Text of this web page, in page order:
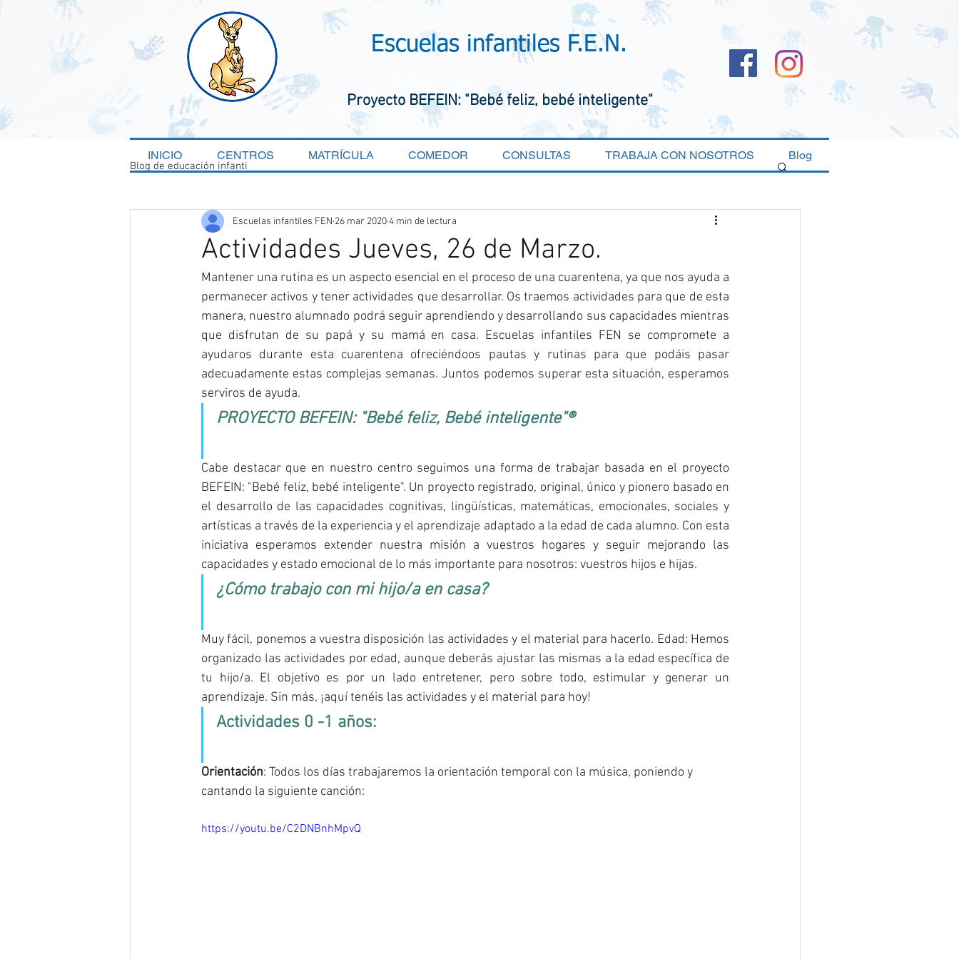
Escuelas infantiles F.E.N.
Proyecto BEFEIN: "Bebé feliz, bebé inteligente"
Blog de educación infanti
Actividades Jueves, 26 de Marzo.
Escuelas infantiles FEN 26 mar 20204 min de lectura
Mantener una rutina es un aspecto esencial en el proceso de una cuarentena, ya que nos ayuda a
permanecer activos y tener actividades que desarrollar. Os traemos actividades para que de esta
manera, nuestro alumnado podrá seguir aprendiendo y desarrollando sus capacidades mientras
que disfrutan de su papá y su mamá en casa. Escuelas infantiles FEN se compromete a
ayudaros durante esta cuarentena ofreciéndoos pautas y rutinas para que podáis pasar
adecuadamente estas complejas semanas. Juntos podemos superar esta situación, esperamos
serviros de ayuda.
PROYECTO BEFEIN: "Bebé feliz, Bebé inteligente"®
Cabe destacar que en nuestro centro seguimos una forma de trabajar basada en el proyecto
BEFEIN: "Bebé feliz, bebé inteligente". Un proyecto registrado, original, único y pionero basado en
el desarrollo de las capacidades cognitivas, lingüísticas, matemáticas, emocionales, sociales y
artísticas a través de la experiencia y el aprendizaje adaptado a la edad de cada alumno. Con esta
iniciativa esperamos extender nuestra misión a vuestros hogares y seguir mejorando las
capacidades y estado emocional de lo más importante para nosotros: vuestros hijos e hijas.
¿Cómo trabajo con mi hijo/a en casa?
Muy fácil, ponemos a vuestra disposición las actividades y el material para hacerlo. Edad: Hemos
organizado las actividades por edad, aunque deberás ajustar las mismas a la edad específica de
tu hijo/a. El objetivo es por un lado entretener, pero sobre todo, estimular y generar un
aprendizaje. Sin más, ¡aquí tenéis las actividades y el material para hoy!
Actividades 0 -1 años:
Orientación: Todos los días trabajaremos la orientación temporal con la música, poniendo y
cantando la siguiente canción:
https://youtu.be/C2DNBnhMpvQ
INICIO CENTROS MATRÍCULA COMEDOR CONSULTAS TRABAJA CON NOSOTROS Blog